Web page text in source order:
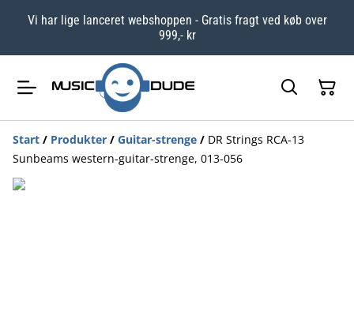
Vi har lige lanceret webshoppen - Gratis fragt ved køb over
999,- kr
Start / Produkter / Guitar-strenge / DR Strings RCA-13
Sunbeams western-guitar-strenge, 013-056